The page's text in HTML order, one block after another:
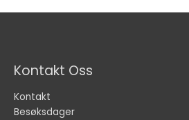
Kontakt Oss
Kontakt
Besøksdager